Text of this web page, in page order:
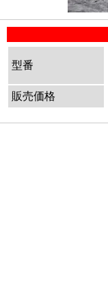
型番
販売価格